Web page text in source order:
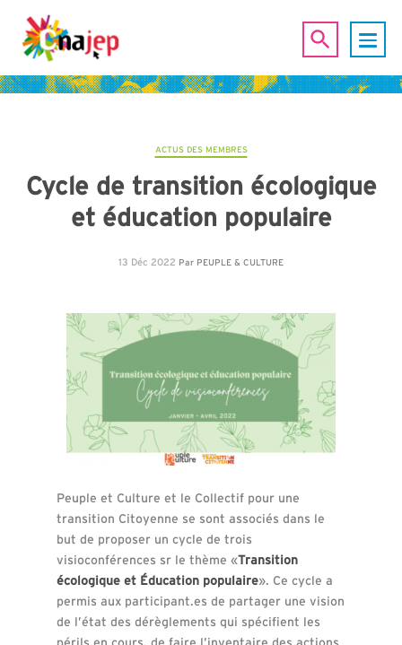
ACTUS DES MEMBRES
Cycle de transition écologique
et éducation populaire
13 Déc 2022 Par PEUPLE & CULTURE
Peuple et Culture et le Collectif pour une
transition Citoyenne se sont associés dans le
but de proposer un cycle de trois
visioconférences sr le thème «Transition
écologique et Éducation populaire». Ce cycle a
permis aux participant.es de partager une vision
de l’état des dérèglements qui spécifient les
périls en cours, de faire l’inventaire des actions